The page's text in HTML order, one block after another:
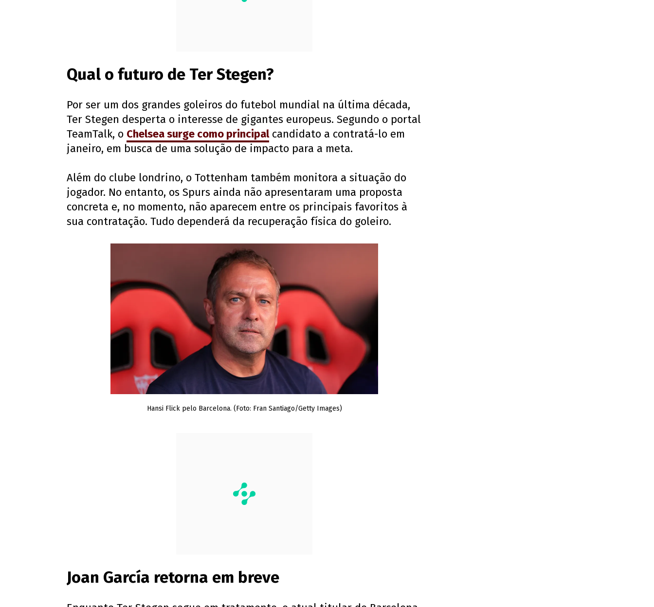
Qual o futuro de Ter Stegen?
Por ser um dos grandes goleiros do futebol mundial na última década,
Ter Stegen desperta o interesse de gigantes europeus. Segundo o portal
TeamTalk, o Chelsea surge como principalcandidato a contratá-lo em
janeiro, em busca de uma solução de impacto para a meta.
Além do clube londrino, o Tottenham também monitora a situação do
jogador. No entanto, os Spurs ainda não apresentaram uma proposta
concreta e, no momento, não aparecem entre os principais favoritos à
sua contratação. Tudo dependerá da recuperação física do goleiro.
Hansi Flick pelo Barcelona. (Foto: Fran Santiago/Getty Images)
Joan García retorna em breve